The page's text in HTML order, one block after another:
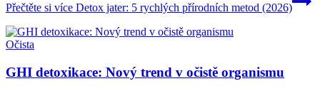
Přečtěte si více Detox jater: 5 rychlých přírodních metod (2026)
Očista
GHI detoxikace: Nový trend v očistě organismu